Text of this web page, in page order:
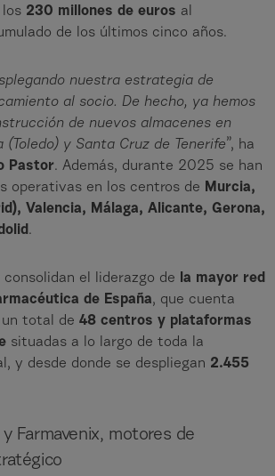
230 millones de euros al
de los últimos cinco años.
nuestra estrategia de
al socio. De hecho, ya hemos
de nuevos almacenes en
(Toledo) y Santa Cruz de Tenerife”, ha
Pastor. Además, durante 2025 se han
operativas en los centros de Murcia,
Valencia, Málaga, Alicante, Gerona,
.
consolidan el liderazgo de
la mayor red
de España, que cuenta
total de 48 centros y plataformas
situadas a lo largo de toda la
y desde donde se despliegan 2.455
Farmavenix, motores de